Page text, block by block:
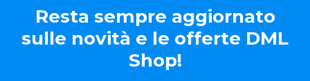
Resta sempre aggiornato
sulle novità e le offerte DML
Shop!